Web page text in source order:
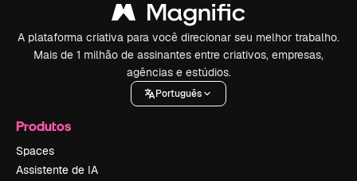
A plataforma criativa para você direcionar seu melhor trabalho.
Mais de 1 milhão de assinantes entre criativos, empresas,
agências e estúdios.
Português
Produtos
Spaces
Assistente de IA